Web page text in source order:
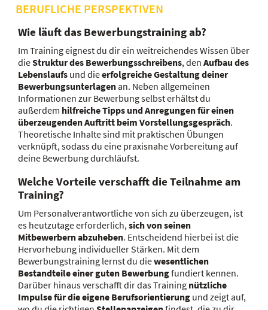
BERUFLICHE PERSPEKTIVEN
Wie läuft das Bewerbungstraining ab?
Im Training eignest du dir ein weitreichendes Wissen über
dieStruktur des Bewerbungsschreibens, den Aufbau des
Lebenslaufs und dieerfolgreiche Gestaltung deiner
Bewerbungsunterlagenan. Neben allgemeinen
Informationen zur Bewerbung selbst erhältst du
außerdem hilfreiche Tipps und Anregungen für einen
überzeugenden Auftritt beim Vorstellungsgespräch.
Theoretische Inhalte sind mit praktischen Übungen
verknüpft, sodass du eine praxisnahe Vorbereitung auf
deine Bewerbung durchläufst.
Welche Vorteile verschafft die Teilnahme am
Training?
Um Personalverantwortliche von sich zu überzeugen, ist
es heutzutage erforderlich, sich von seinen
Mitbewerbern abzuheben. Entscheidend hierbei ist die
Hervorhebung individueller Stärken. Mit dem
Bewerbungstraining lernst du diewesentlichen
Bestandteile einer guten Bewerbungfundiert kennen.
Darüber hinaus verschafft dir das Training nützliche
Impulse für die eigene Berufsorientierung und zeigt auf,